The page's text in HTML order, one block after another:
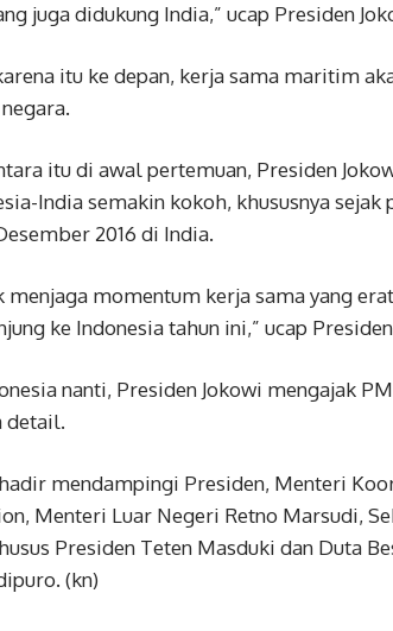
juga didukung India,” ucap Presiden
itu ke depan, kerja sama maritim
itu di awal pertemuan, Presiden
India semakin kokoh, khususnya
2016 di India.
menjaga momentum kerja sama yang
ke Indonesia tahun ini,” ucap
nanti, Presiden Jokowi mengajak
detail.
mendampingi Presiden, Menteri
Menteri Luar Negeri Retno Marsudi,
Presiden Teten Masduki dan Duta
(kn)